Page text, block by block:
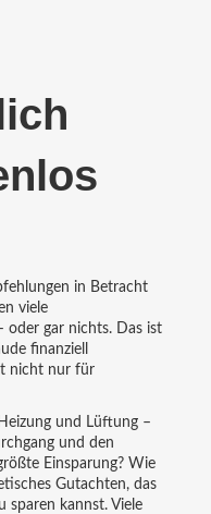
in Betracht
viele
oder gar nichts. Das ist
finanziell
nicht nur für
und Lüftung –
und den
Einsparung? Wie
Gutachten, das
sparen kannst. Viele